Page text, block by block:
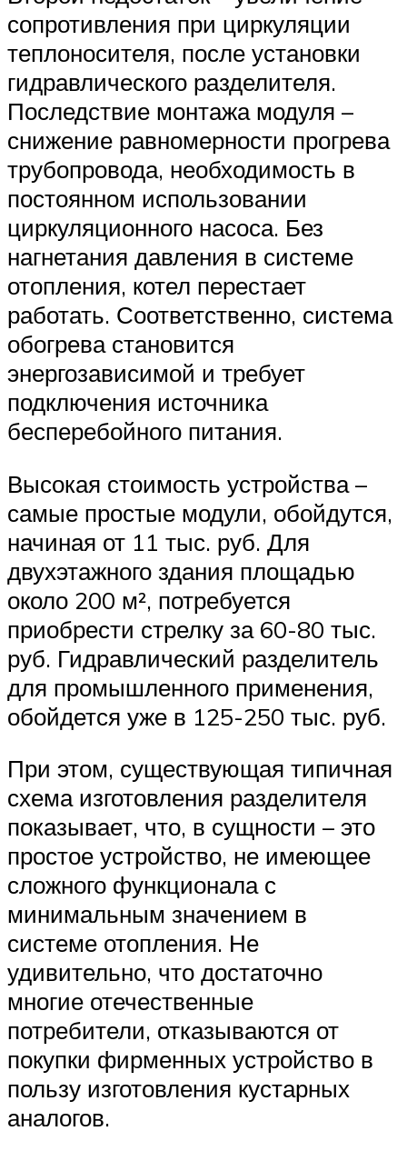
сопротивления при циркуляции
теплоносителя, после установки
гидравлического разделителя.
Последствие монтажа модуля –
снижение равномерности прогрева
трубопровода, необходимость в
постоянном использовании
циркуляционного насоса. Без
нагнетания давления в системе
отопления, котел перестает
работать. Соответственно, система
обогрева становится
энергозависимой и требует
подключения источника
бесперебойного питания.
Высокая стоимость устройства –
самые простые модули, обойдутся,
начиная от 11 тыс. руб. Для
двухэтажного здания площадью
около 200 м², потребуется
приобрести стрелку за 60-80 тыс.
руб. Гидравлический разделитель
для промышленного применения,
обойдется уже в 125-250 тыс. руб.
При этом, существующая типичная
схема изготовления разделителя
показывает, что, в сущности – это
простое устройство, не имеющее
сложного функционала с
минимальным значением в
системе отопления. Не
удивительно, что достаточно
многие отечественные
потребители, отказываются от
покупки фирменных устройство в
пользу изготовления кустарных
аналогов.